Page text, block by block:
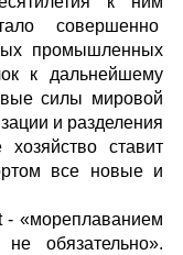
совершенно
промышленных
к дальнейшему
силы мировой
и разделения
ставит
все новые и
- «мореплаванием
обязательно».